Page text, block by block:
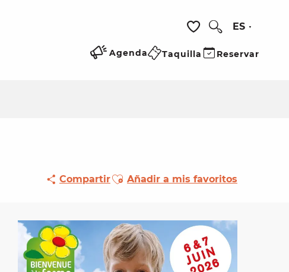
Voir les favoris
ES
Agenda Taquilla Reservar
CompartirAjouter aux favoris
Añadir a mis favoritos